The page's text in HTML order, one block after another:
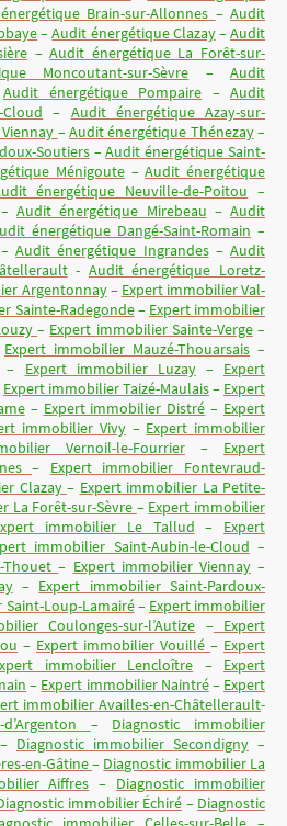
Brain-sur-Allonnes –Audit
–Audit énergétique Clazay–Audit
–Audit énergétique La Forêt-sur-
Moncoutant-sur-Sèvre –Audit
Audit énergétique Pompaire – Audit
– Audit énergétique Azay-sur-
–Audit énergétique Thénezay–
Soutiers–Audit énergétique Saint-
Ménigoute–Audit énergétique
énergétique Neuville-de-Poitou –
Audit énergétique Mirebeau – Audit
énergétique Dangé-Saint-Romain –
Audit énergétique Ingrandes– Audit
- Audit énergétique Loretz-
Argentonnay– Expert immobilier Val-
Sainte-Radegonde– Expert immobilier
– Expert immobilier Sainte-Verge–
Expert immobilier Mauzé-Thouarsais –
– Expert immobilier Luzay– Expert
Expert immobilier Taizé-Maulais– Expert
– Expert immobilier Distré – Expert
immobilier Vivy– Expert immobilier
Vernoil-le-Fourrier – Expert
– Expert immobilier Fontevraud-
Clazay – Expert immobilier La Petite-
La Forêt-sur-Sèvre – Expert immobilier
immobilier Le Tallud – Expert
immobilier Saint-Aubin-le-Cloud –
Thouet– Expert immobilier Viennay–
– Expert immobilier Saint-Pardoux-
Loup-Lamairé– Expert immobilier
Coulonges-sur-l’Autize –Expert
– Expert immobilier Vouillé – Expert
immobilier Lencloître – Expert
– Expert immobilier Naintré– Expert
immobilier Availles-en-Châtellerault-
– Diagnostic immobilier
– Diagnostic immobilier Secondigny –
en-Gâtine– Diagnostic immobilier La
Aiffres – Diagnostic immobilier
immobilier Échiré – Diagnostic